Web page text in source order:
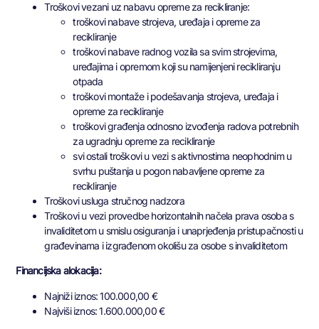
Troškovi vezani uz nabavu opreme za recikliranje:
troškovi nabave strojeva, uređaja i opreme za
recikliranje
troškovi nabave radnog vozila sa svim strojevima,
uređajima i opremom koji su namijenjeni recikliranju
otpada
troškovi montaže i podešavanja strojeva, uređaja i
opreme za recikliranje
troškovi građenja odnosno izvođenja radova potrebnih
za ugradnju opreme za recikliranje
svi ostali troškovi u vezi s aktivnostima neophodnim u
svrhu puštanja u pogon nabavljene opreme za
recikliranje
Troškovi usluga stručnog nadzora
Troškovi u vezi provedbe horizontalnih načela prava osoba s
invaliditetom u smislu osiguranja i unaprjeđenja pristupačnosti u
građevinama i izgrađenom okolišu za osobe s invaliditetom
Financijska alokacija:
Najniži iznos: 100.000,00 €
Najviši iznos: 1.600.000,00 €